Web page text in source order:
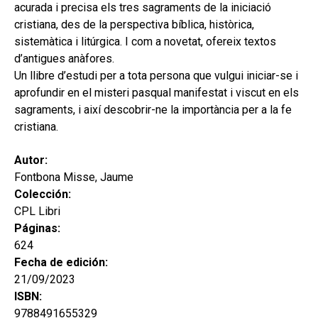
acurada i precisa els tres sagraments de la iniciació
cristiana, des de la perspectiva bíblica, històrica,
sistemàtica i litúrgica. I com a novetat, ofereix textos
d’antigues anàfores.
Un llibre d’estudi per a tota persona que vulgui iniciar-se i
aprofundir en el misteri pasqual manifestat i viscut en els
sagraments, i així descobrir-ne la importància per a la fe
cristiana.
Autor:
Fontbona Misse, Jaume
Colección:
CPL Libri
Páginas:
624
Fecha de edición:
21/09/2023
ISBN:
9788491655329